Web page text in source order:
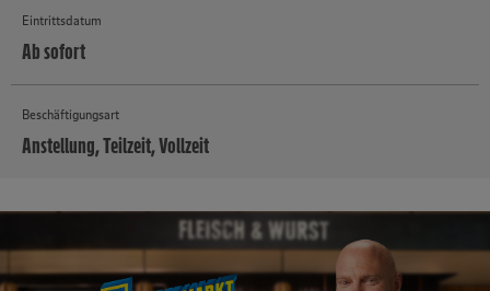
Eintrittsdatum
Ab sofort
Beschäftigungsart
Anstellung, Teilzeit, Vollzeit